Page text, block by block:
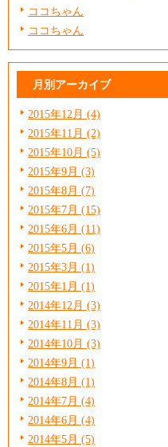
ココちゃん
ココちゃん
月別アーカイブ
2015年12月 (4)
2015年11月 (2)
2015年10月 (5)
2015年9月 (3)
2015年8月 (7)
2015年7月 (15)
2015年6月 (11)
2015年5月 (6)
2015年3月 (1)
2015年1月 (1)
2014年12月 (3)
2014年11月 (3)
2014年10月 (3)
2014年9月 (1)
2014年8月 (1)
2014年7月 (4)
2014年6月 (4)
2014年5月 (5)